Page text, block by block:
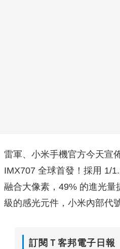
雷軍、小米手機官方今天宣
IMX707 全球首發！採用 1/
融合大像素，49% 的進光量
級的感光元件，小米內部代
訂閱Ｔ客邦電子日報